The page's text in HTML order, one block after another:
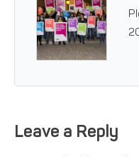
Leave a Reply